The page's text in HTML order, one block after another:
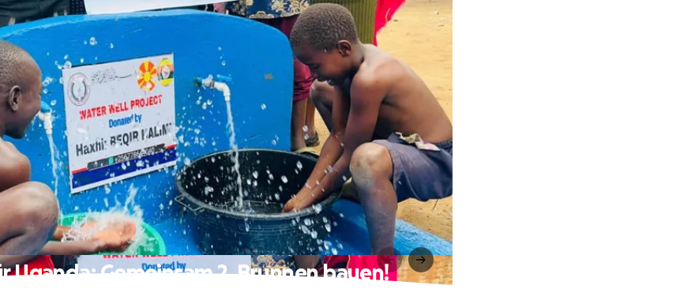
Uganda: Gemeinsam 2. Brunnen bauen!